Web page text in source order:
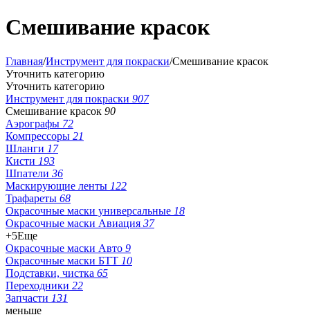
Смешивание красок
Главная/Инструмент для покраски/Смешивание красок
Уточнить категорию
Уточнить категорию
Инструмент для покраски 907
Смешивание красок 90
Аэрографы 72
Компрессоры 21
Шланги 17
Кисти 193
Шпатели 36
Маскирующие ленты 122
Трафареты 68
Окрасочные маски универсальные 18
Окрасочные маски Авиация 37
+5Еще
Окрасочные маски Авто 9
Окрасочные маски БТТ 10
Подставки, чистка 65
Переходники 22
Запчасти 131
меньше